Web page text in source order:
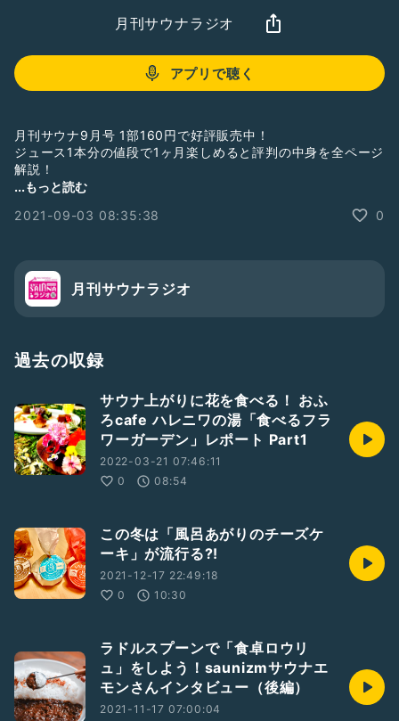
月刊サウナラジオ
アプリで聴く
月刊サウナ9月号 1部160円で好評販売中！
ジュース1本分の値段で1ヶ月楽しめると評判の中身を全ページ
解説！
・全国各地にある、月刊サウナを販売していただいている温浴
etc...
■どこでもすぐ読める！PDF版あります！
■月刊サウナ販売店舗
#サウナ #熱波 #熱波師 #月刊サウナ #ロウリュ #蟹めんま
#らぱ #井上勝正 #おふろcafe
...もっと読む
2021-09-03 08:35:38
0
月刊サウナラジオ
過去の収録
サウナ上がりに花を食べる！ おふ
ろcafe ハレニワの湯「食べるフラ
ワーガーデン」レポート Part1
2022-03-21 07:46:11
0
08:54
この冬は「風呂あがりのチーズケ
ーキ」が流行る?!
2021-12-17 22:49:18
0
10:30
ラドルスプーンで「食卓ロウリ
ュ」をしよう！saunizmサウナエ
モンさんインタビュー（後編）
2021-11-17 07:00:04